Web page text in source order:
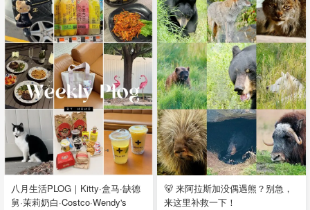
八月生活PLOG｜Kitty·盒马·缺德
舅·茉莉奶白·Costco·Wendy's
🐻 来阿拉斯加没偶遇熊？别急，
来这里补救一下！